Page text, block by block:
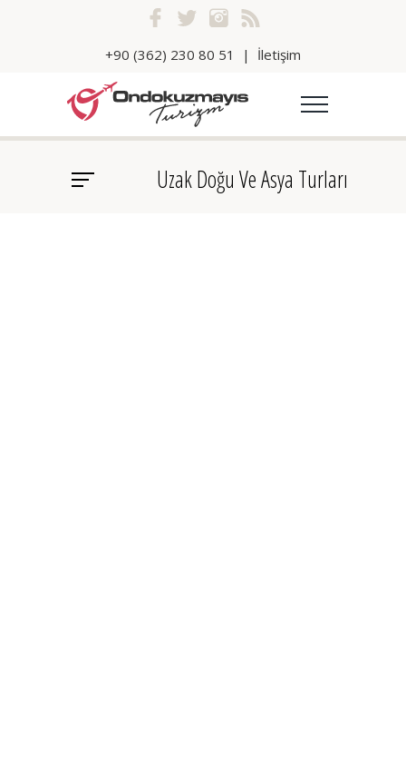
+90 (362) 230 80 51 | İletişim
Uzak Doğu Ve Asya Turları